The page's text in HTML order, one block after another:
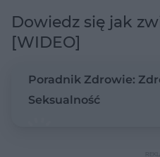
Dowiedz się jak
[WIDEO]
Poradnik Zdrowie:
Seksualność